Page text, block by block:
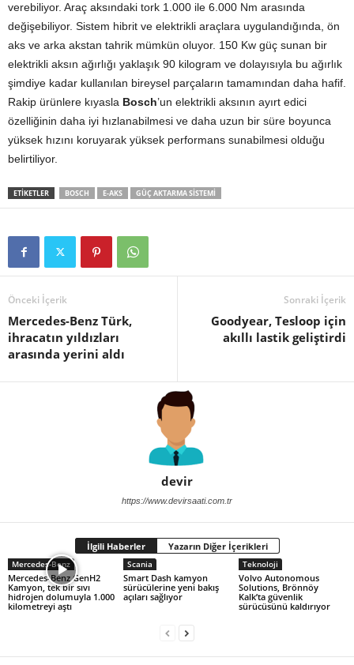
verebiliyor. Araç aksındaki tork 1.000 ile 6.000 Nm arasında
değişebiliyor. Sistem hibrit ve elektrikli araçlara uygulandığında, ön
aks ve arka akstan tahrik mümkün oluyor. 150 Kw güç sunan bir
elektrikli aksın ağırlığı yaklaşık 90 kilogram ve dolayısıyla bu ağırlık
şimdiye kadar kullanılan bireysel parçaların tamamından daha hafif.
Rakip ürünlere kıyasla Bosch’un elektrikli aksının ayırt edici
özelliğinin daha iyi hızlanabilmesi ve daha uzun bir süre boyunca
yüksek hızını koruyarak yüksek performans sunabilmesi olduğu
belirtiliyor.
ETIKETLER BOSCH E-AKS GÜÇ AKTARMA SISTEMI
Önceki İçerik
Mercedes-Benz Türk,
ihracatın yıldızları
arasında yerini aldı
Sonraki İçerik
Goodyear, Tesloop için
akıllı lastik geliştirdi
devir
https://www.devirsaati.com.tr
İlgili Haberler Yazarın Diğer İçerikleri
Mercedes-Benz
Mercedes-Benz GenH2
Kamyon, tek bir sıvı
hidrojen dolumuyla 1.000
kilometreyi aştı
Scania
Smart Dash kamyon
sürücülerine yeni bakış
açıları sağlıyor
Teknoloji
Volvo Autonomous
Solutions, Brönnöy
Kalk’ta güvenlik
sürücüsünü kaldırıyor